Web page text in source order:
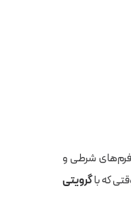
فرم‌های شرطی و
که باگرویتی